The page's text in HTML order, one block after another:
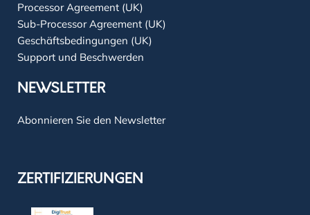
Processor Agreement (UK)
Sub-Processor Agreement (UK)
Geschäftsbedingungen (UK)
Support und Beschwerden
NEWSLETTER
Abonnieren Sie den Newsletter
ZERTIFIZIERUNGEN